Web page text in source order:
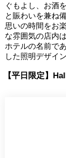
ぐもよし、お酒
と賑わいを兼ね
思いの時間をお
な雰囲気の店内
ホテルの名前で
した照明デザイン
【平日限定】